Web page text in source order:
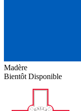
Madère
Bientôt Disponible